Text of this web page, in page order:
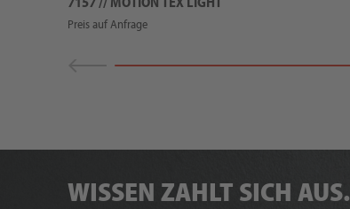
Preis auf Anfrage
WISSEN ZAHLT SICH AUS.